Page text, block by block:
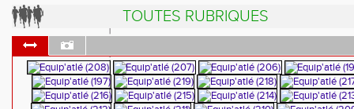
TOUTES RUBRIQUES